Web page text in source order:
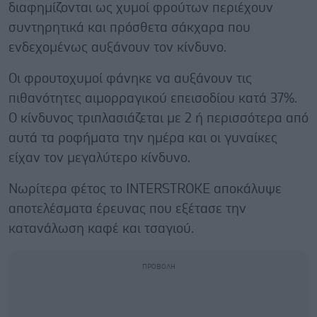
διαφημίζονται ως χυμοί φρούτων περιέχουν
συντηρητικά και πρόσθετα σάκχαρα που
ενδεχομένως αυξάνουν τον κίνδυνο.
Οι φρουτοχυμοί φάνηκε να αυξάνουν τις
πιθανότητες αιμορραγικού επεισοδίου κατά 37%.
Ο κίνδυνος τριπλασιάζεται με 2 ή περισσότερα από
αυτά τα ροφήματα την ημέρα και οι γυναίκες
είχαν τον μεγαλύτερο κίνδυνο.
Νωρίτερα φέτος το INTERSTROKE αποκάλυψε
αποτελέσματα έρευνας που εξέτασε την
κατανάλωση καφέ και τσαγιού.